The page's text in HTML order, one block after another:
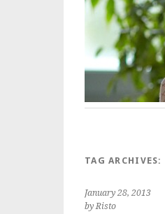
TAG ARCHIVES:
January 28, 2013
by Risto